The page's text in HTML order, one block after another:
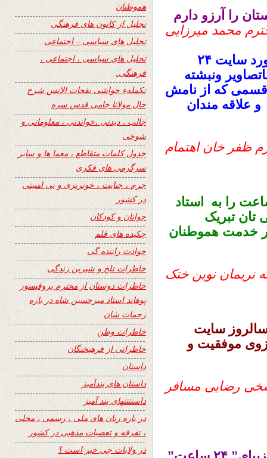
را آرزو دارم
محمد میرزایی
سلام واحترامات تقدیم است .نظرمن درمورد سایت ۲۴
ونبشته
قسمی که از نامش
علاقه مندان
ظفر خان اهتمام
سال نشراتی سایت ۲۴ ساعت را به استاد
تان تبریک
خدمت هموطنان
نریمان نوین ختک
سایت
آرزوی موفقیت و
رضایی مسافر
هموطنان
تجلیل از کانون های فرهنگی
تحلیل های سیاسی – اجتماعی
تحلیل های سیاسی ، اجتماعی ،
فرهنگی.
تکملهء حواشی نفحات الانس شرح
حال مولانا جامی قدس سره
جالب ، دیدنی ،خواندنی ، معلوماتی و
شوخی
جدول کلمات متقاطع ، معما ها و سایر
سرگرمی های فکری
جرم ، جنایت ، خونریزی و بی امنیتی
در کشور
جوانان و کودکان
چکیده های قلم
حوادث راننده گی
خاطرات تلخ و شیرین زندگی
خاطرات دوستان از محترم پروفیسور
پوهاند استاد میرحسین شاه در باره
زحمات شان
خاطرات وطن
خاطراتی از فرهیختگان
داستان
داستان های پندآمیز
داستنتنهای پند آمیز
در باره زبان های ملی ، رسمی ، محلی
، تفرقه و تعصبات مذهبی در کشور
در ولایات چی خبر است ؟